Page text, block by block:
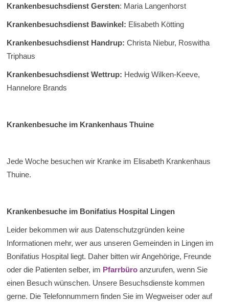
Krankenbesuchsdienst Gersten: Maria Langenhorst
Krankenbesuchsdienst Bawinkel: Elisabeth Kötting
Krankenbesuchsdienst Handrup: Christa Niebur, Roswitha
Triphaus
Krankenbesuchsdienst Wettrup: Hedwig Wilken-Keeve,
Hannelore Brands
Krankenbesuche im Krankenhaus Thuine
Jede Woche besuchen wir Kranke im Elisabeth Krankenhaus
Thuine.
Krankenbesuche im Bonifatius Hospital Lingen
Leider bekommen wir aus Datenschutzgründen keine
Informationen mehr, wer aus unseren Gemeinden in Lingen im
Bonifatius Hospital liegt. Daher bitten wir Angehörige, Freunde
oder die Patienten selber, im Pfarrbüro anzurufen, wenn Sie
einen Besuch wünschen. Unsere Besuchsdienste kommen
gerne. Die Telefonnummern finden Sie im Wegweiser oder auf